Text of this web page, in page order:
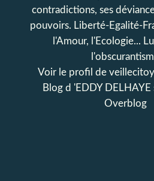
contradictions, ses
pouvoirs. Liberté-Egalité-
l'Amour, l'Ecologie...
Voir le profil de
Blog d 'EDDY DELHAYE
Overblog